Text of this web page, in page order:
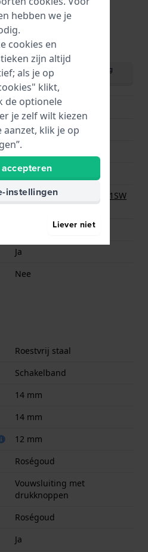
VJ21
Download handleiding
Seiko Instruments Inc.
Nee
Analoog
Quartz
Renata R364 364 / SR621SW
Batterij
36 Maanden
Ja
Nee
Roestvrij staal
Schakelband
14 mm
14 mm
12 mm
Roségoud
Vouwsluiting met
drukknoppen
Roségoud
Ja
hebben we je
cookies en
zijn altijd
als je op
klikt,
de optionele
je zelf wilt kiezen
aanzet, klik je op
instellingen
Liever niet